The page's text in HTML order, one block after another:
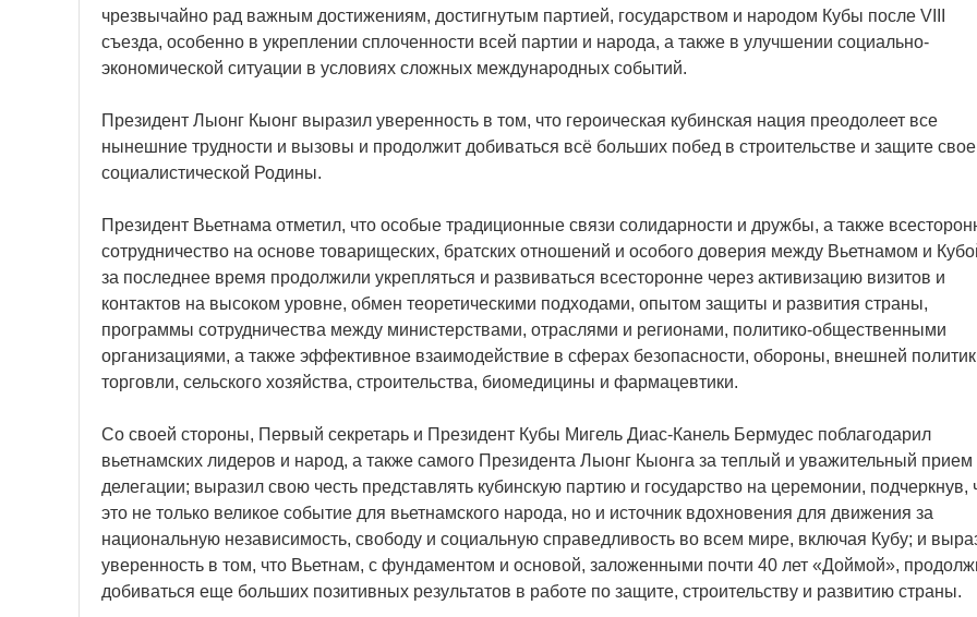
чрезвычайно рад важным достижениям, достигнутым партией, государством и народом Кубы после VIII
съезда, особенно в укреплении сплоченности всей партии и народа, а также в улучшении социально-
экономической ситуации в условиях сложных международных событий.
Президент Лыонг Кыонг выразил уверенность в том, что героическая кубинская нация преодолеет все
нынешние трудности и вызовы и продолжит добиваться всё больших побед в строительстве и защите
социалистической Родины.
Президент Вьетнама отметил, что особые традиционные связи солидарности и дружбы, а также
сотрудничество на основе товарищеских, братских отношений и особого доверия между Вьетнамом и
за последнее время продолжили укрепляться и развиваться всесторонне через активизацию визитов и
контактов на высоком уровне, обмен теоретическими подходами, опытом защиты и развития страны,
программы сотрудничества между министерствами, отраслями и регионами, политико-общественными
организациями, а также эффективное взаимодействие в сферах безопасности, обороны, внешней
торговли, сельского хозяйства, строительства, биомедицины и фармацевтики.
Со своей стороны, Первый секретарь и Президент Кубы Мигель Диас-Канель Бермудес поблагодарил
вьетнамских лидеров и народ, а также самого Президента Лыонг Кыонга за теплый и уважительный прием
делегации; выразил свою честь представлять кубинскую партию и государство на церемонии, подчеркнув,
это не только великое событие для вьетнамского народа, но и источник вдохновения для движения за
национальную независимость, свободу и социальную справедливость во всем мире, включая Кубу; и
уверенность в том, что Вьетнам, с фундаментом и основой, заложенными почти 40 лет «Доймой»,
добиваться еще больших позитивных результатов в работе по защите, строительству и развитию страны.